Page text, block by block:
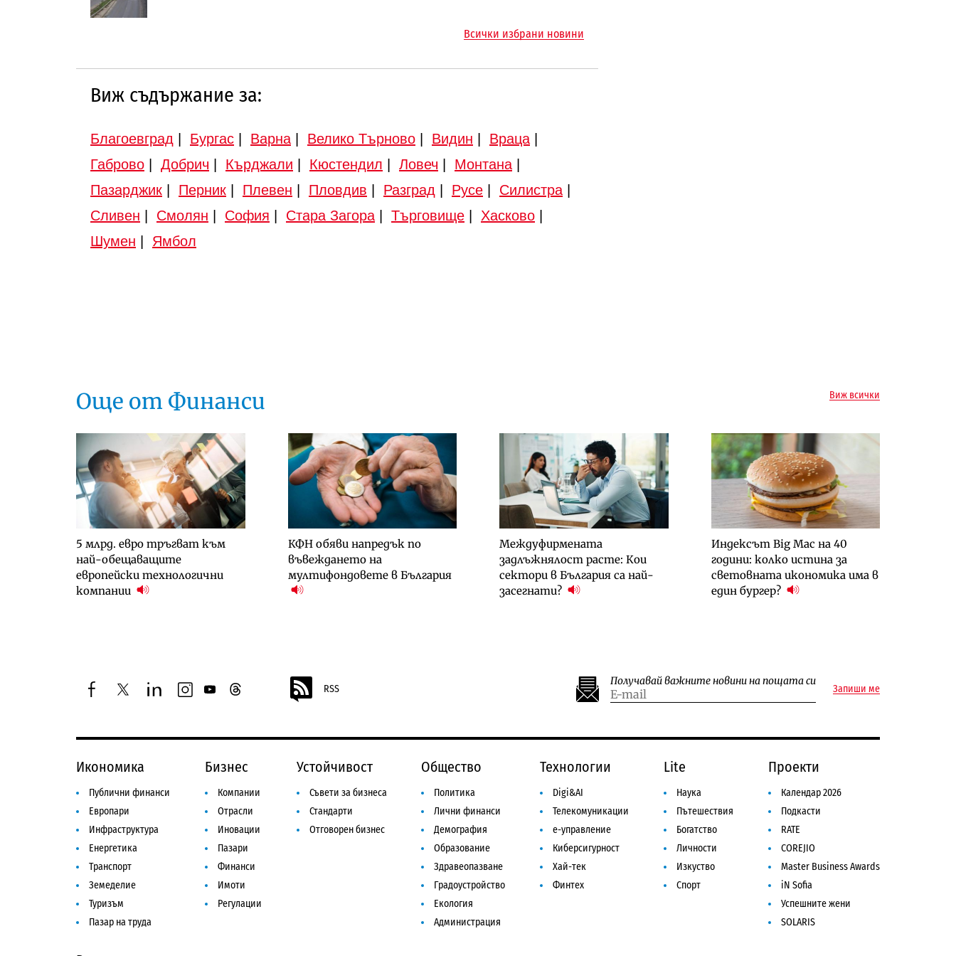
Всички избрани новини
Виж съдържание за:
Благоевград Бургас Варна Велико Търново Видин Враца
Габрово
Добрич Кърджали Кюстендил Ловеч Монтана
Пазарджик
Перник Плевен Пловдив Разград Русе Силистра
Сливен
Смолян София Стара Загора Търговище Хасково
Шумен
Ямбол
Още от Финанси Виж всички
5 млрд. евро тръгват към
най-обещаващите
европейски технологични
компании
КФН обяви напредък по
въвеждането на
мултифондовете в България
Междуфирмената
задлъжнялост расте: Кои
сектори в България са най-
засегнати?
Индексът Big Mac на 40
години: колко истина за
световната икономика има в
един бургер?
facebooktwitterlinkedininstagram
youtubethreads RSS
Получавай важните новини на пощата си
Запиши ме
Икономика
Публични финанси
Европари
Инфраструктура
Енергетика
Транспорт
Земеделие
Туризъм
Пазар на труда
Бизнес
Компании
Отрасли
Иновации
Пазари
Финанси
Имоти
Регулации
Устойчивост
Съвети за бизнеса
Стандарти
Отговорен бизнес
Общество
Политика
Лични финанси
Демография
Образование
Здравеопазване
Градоустройство
Екология
Администрация
Технологии
Digi&AI
Телекомуникации
е-управление
Киберсигурност
Хай-тек
Финтех
Lite
Наука
Пътешествия
Богатство
Личности
Изкуство
Спорт
Проекти
Календар 2026
Подкасти
RATE
COREJIO
Master Business Awards
iN Sofia
Успешните жени
SOLARIS